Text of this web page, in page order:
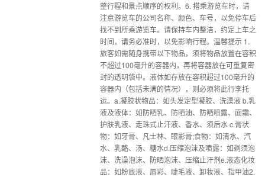
整行程和景点顺序的权利。6. 搭乘游览车时，请
注意游览车的公司名称、颜色、车号，以免停车后
找不到所乘游览车。请保持车内整洁，约定上车之
时间，请务必准时，以免影响行程。温馨提示 1.
旅客如需随身携带以下物品，须将物品放置在容积
不超过100毫升的容器内，再将容器放在可重复密
封的透明袋中。液体如存放在容积超过100毫升的
容器内（包括未满的情况），则必须将此行李托
运。a.凝胶状物品：如头发定型凝胶、洗澡液 b.乳
液及液体：如防晒乳、防晒油、防晒喷露、面霜、
护肤乳液、走珠式止汗液、香水、须后水 c.膏状
物：如牙膏、凡士林、眼影膏;食物：如清水、汽
水、乳酪、汤、糖水d.压缩泡沫及喷露：如剃须泡
沫、洗澡泡沫、防晒泡沫、压缩止汗剂e.液态化妆
品：如粉底液、唇彩、睫毛液、卸妆液、指甲油2.